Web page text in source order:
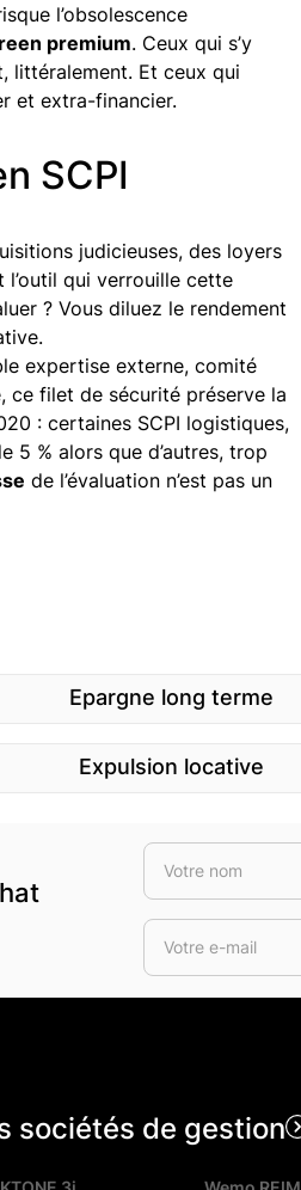
l’obsolescence
premium. Ceux qui s’y
littéralement. Et ceux qui
et extra-financier.
SCPI
judicieuses, des loyers
l’outil qui verrouille cette
? Vous diluez le rendement
expertise externe, comité
ce filet de sécurité préserve la
: certaines SCPI logistiques,
5 % alors que d’autres, trop
de l’évaluation n’est pas un
Epargne long terme
Expulsion locative
sociétés de gestion